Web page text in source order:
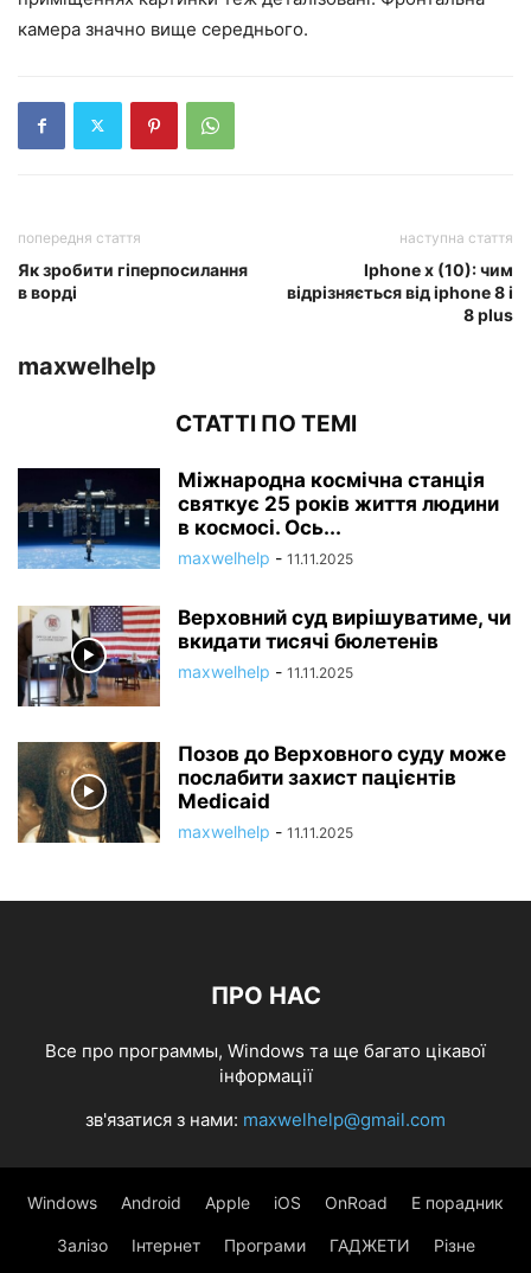
камера значно вище середнього.
попередня стаття
Як зробити гіперпосилання
в ворді
наступна стаття
Iphone x (10): чим
відрізняється від iphone 8 і
8 plus
maxwelhelp
СТАТТІ ПО ТЕМІ
Міжнародна космічна станція
святкує 25 років життя людини
в космосі. Ось...
maxwelhelp - 11.11.2025
Верховний суд вирішуватиме, чи
вкидати тисячі бюлетенів
maxwelhelp - 11.11.2025
Позов до Верховного суду може
послабити захист пацієнтів
Medicaid
maxwelhelp - 11.11.2025
ПРО НАС
Все про программы, Windows та ще багато цікавої
інформації
зв'язатися з нами: maxwelhelp@gmail.com
Windows Android Apple iOS OnRoad Е порадник
Залізо Інтернет Програми ГАДЖЕТИ Різне